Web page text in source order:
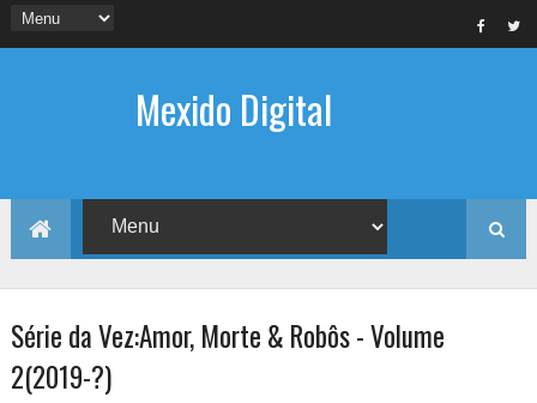
Mexido Digital
Série da Vez:Amor, Morte & Robôs - Volume
2(2019-?)